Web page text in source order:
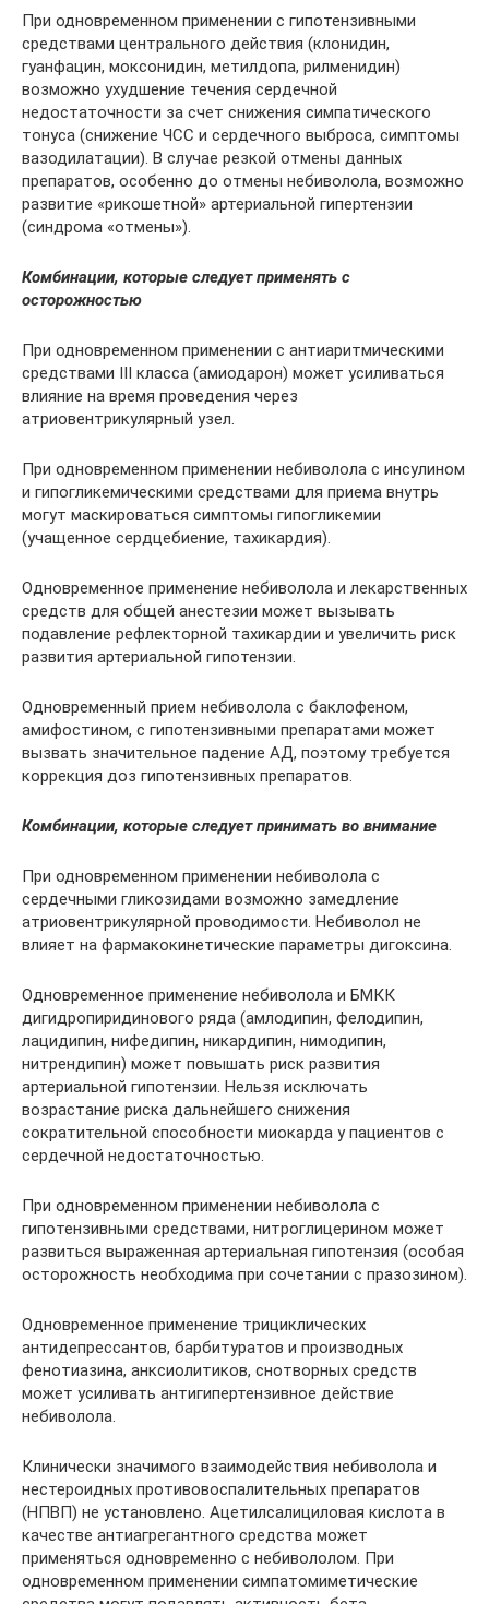
При одновременном применении с гипотензивными
средствами центрального действия (клонидин,
гуанфацин, моксонидин, метилдопа, рилменидин)
возможно ухудшение течения сердечной
недостаточности за счет снижения симпатического
тонуса (снижение ЧСС и сердечного выброса, симптомы
вазодилатации). В случае резкой отмены данных
препаратов, особенно до отмены небиволола, возможно
развитие «рикошетной» артериальной гипертензии
(синдрома «отмены»).
Комбинации, которые следует применять с
осторожностью
При одновременном применении с антиаритмическими
средствами III класса (амиодарон) может усиливаться
влияние на время проведения через
атриовентрикулярный узел.
При одновременном применении небиволола с инсулином
и гипогликемическими средствами для приема внутрь
могут маскироваться симптомы гипогликемии
(учащенное сердцебиение, тахикардия).
Одновременное применение небиволола и лекарственных
средств для общей анестезии может вызывать
подавление рефлекторной тахикардии и увеличить риск
развития артериальной гипотензии.
Одновременный прием небиволола с баклофеном,
амифостином, с гипотензивными препаратами может
вызвать значительное падение АД, поэтому требуется
коррекция доз гипотензивных препаратов.
Комбинации, которые следует принимать во внимание
При одновременном применении небиволола с
сердечными гликозидами возможно замедление
атриовентрикулярной проводимости. Небиволол не
влияет на фармакокинетические параметры дигоксина.
Одновременное применение небиволола и БМКК
дигидропиридинового ряда (амлодипин, фелодипин,
лацидипин, нифедипин, никардипин, нимодипин,
нитрендипин) может повышать риск развития
артериальной гипотензии. Нельзя исключать
возрастание риска дальнейшего снижения
сократительной способности миокарда у пациентов с
сердечной недостаточностью.
При одновременном применении небиволола с
гипотензивными средствами, нитроглицерином может
развиться выраженная артериальная гипотензия (особая
осторожность необходима при сочетании с празозином).
Одновременное применение трициклических
антидепрессантов, барбитуратов и производных
фенотиазина, анксиолитиков, снотворных средств
может усиливать антигипертензивное действие
небиволола.
Клинически значимого взаимодействия небиволола и
нестероидных противовоспалительных препаратов
(НПВП) не установлено. Ацетилсалициловая кислота в
качестве антиагрегантного средства может
применяться одновременно с небивололом. При
одновременном применении симпатомиметические